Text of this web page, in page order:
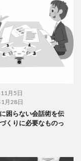
月5日
月28日
困らない会話術を伝
くりに必要なものっ